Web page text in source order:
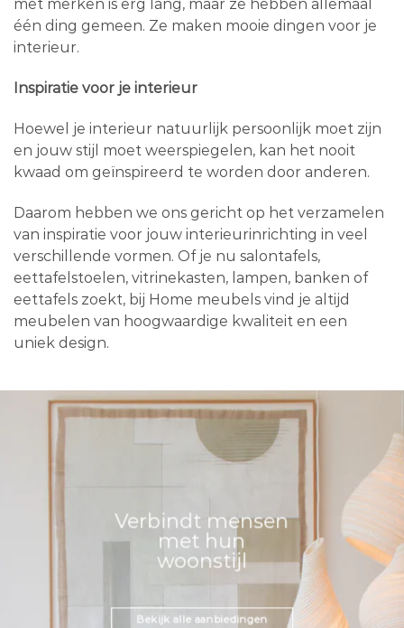
met merken is erg lang, maar ze hebben allemaal
één ding gemeen. Ze maken mooie dingen voor je
interieur.
Inspiratie voor je interieur
Hoewel je interieur natuurlijk persoonlijk moet zijn
en jouw stijl moet weerspiegelen, kan het nooit
kwaad om geïnspireerd te worden door anderen.
Daarom hebben we ons gericht op het verzamelen
van inspiratie voor jouw interieurinrichting in veel
verschillende vormen. Of je nu salontafels,
eettafelstoelen, vitrinekasten, lampen, banken of
eettafels zoekt, bij Home meubels vind je altijd
meubelen van hoogwaardige kwaliteit en een
uniek design.
Verbindt mensen
met hun
woonstijl
Bekijk alle aanbiedingen